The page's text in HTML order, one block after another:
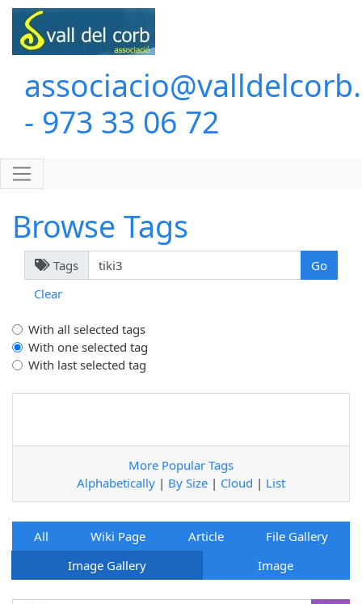
- 973 33 06 72
Browse Tags
Tags
Clear
With all selected tags
With one selected tag
With last selected tag
More Popular Tags
Alphabetically | By Size | Cloud | List
All Wiki Page Article
File Gallery
Image Gallery
Image